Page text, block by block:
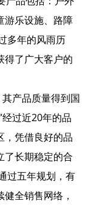
游乐设施、路障
多年的风雨历
得了广大客户的
产品质量得到国
过近20年的品
，凭借良好的品
了长期稳定的合
过五年规划，有
全销售网络，